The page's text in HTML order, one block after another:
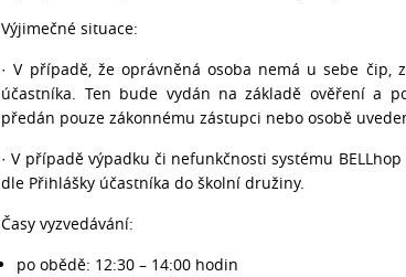
Výjimečné situace:
· V případě, že oprávněná osoba nemá u sebe
účastníka. Ten bude vydán na základě ověření a
předán pouze zákonnému zástupci nebo osobě
· V případě výpadku či nefunkčnosti systému
dle Přihlášky účastníka do školní družiny.
Časy vyzvedávání:
po obědě: 12:30 – 14:00 hodin